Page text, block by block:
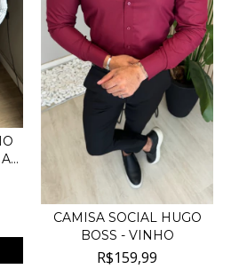
CAMISA SOCIAL HUGO
BOSS - VINHO
R$159,99